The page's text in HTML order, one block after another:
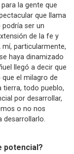
la gente que
que llama
ser un
de la fe y
particularmente,
haya dinamizado
llegó a decir que
el milagro de
tierra, todo pueblo,
por desarrollar,
o no nos
desarrollarlo.
potencial?